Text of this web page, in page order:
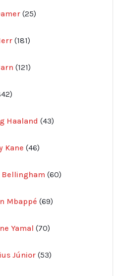
25
produkter
181
produkter
121
produkter
produkter
Haaland 43
produkter
Kane 46
produkter
Bellingham 60
produkter
Mbappé 69
produkter
Yamal 70
produkter
Júnior 53
produkter